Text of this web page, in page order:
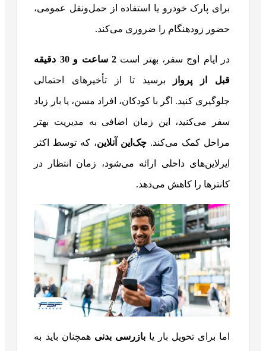
برای پارک خودرو یا استفاده از حمل‌ونقل عمومی،
حضور زودهنگام را ضروری می‌کند.
در ایام اوج سفر، بهتر است2 ساعت و 30 دقیقه
قبل از پرواز برسید تا از تأخیرهای احتمالی
جلوگیری کنید. اگر با کودکان، افراد مسن، یا بار زیاد
سفر می‌کنید، این زمان اضافی به مدیریت بهتر
مراحل کمک می‌کند. چک‌این آنلاین، که توسط اکثر
ایرلاین‌های داخلی ارائه می‌شود، زمان انتظار در
کانترها را کاهش می‌دهد.
اما برای تحویل بار یابازرسی بدنی همچنان باید به